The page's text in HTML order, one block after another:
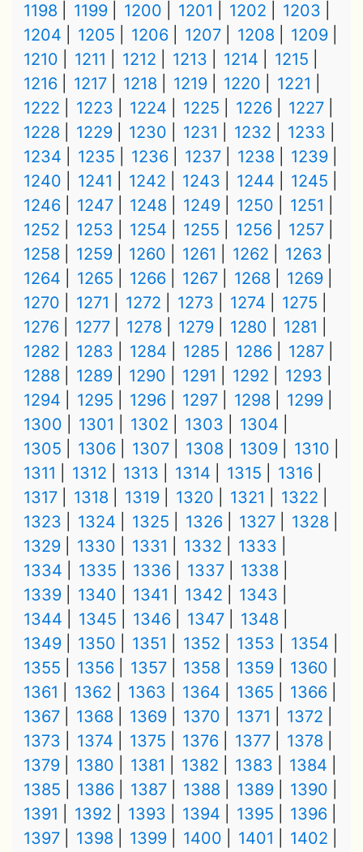
1198
1199 1200 1201 1202
1203
1204
1205 1206 1207 1208
1209
1210
1211 1212 1213 1214
1215
1216
1217 1218 1219 1220
1221
1222
1223 1224 1225 1226
1227
1228
1229 1230 1231 1232
1233
1234
1235 1236 1237 1238
1239
1240
1241 1242 1243 1244
1245
1246
1247 1248 1249 1250
1251
1252
1253 1254 1255 1256
1257
1258
1259 1260 1261 1262
1263
1264
1265 1266 1267 1268
1269
1270
1271 1272 1273 1274
1275
1276
1277 1278 1279 1280
1281
1282
1283 1284 1285 1286
1287
1288
1289 1290 1291 1292
1293
1294
1295 1296 1297 1298
1299
1300
1301 1302 1303
1304
1305
1306 1307 1308 1309
1310
1311
1312 1313 1314 1315
1316
1317
1318 1319 1320 1321
1322
1323
1324 1325 1326 1327
1328
1329
1330 1331 1332
1333
1334
1335 1336 1337
1338
1339
1340 1341 1342
1343
1344
1345 1346 1347
1348
1349
1350 1351 1352 1353
1354
1355
1356 1357 1358 1359
1360
1361
1362 1363 1364 1365
1366
1367
1368 1369 1370 1371
1372
1373
1374 1375 1376 1377
1378
1379
1380 1381 1382 1383
1384
1385
1386 1387 1388 1389
1390
1391
1392 1393 1394 1395
1396
1397
1398 1399 1400 1401
1402